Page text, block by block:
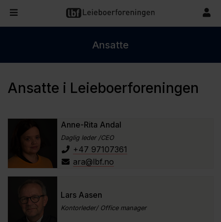
Ansatte
Ansatte i Leieboerforeningen
Anne-Rita Andal
Daglig leder /CEO
+47 97107361
ara@lbf.no
Lars Aasen
Kontorleder/ Office manager